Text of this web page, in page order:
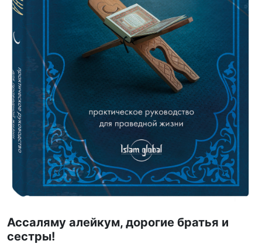
Ассаляму алейкум, дорогие братья и
сестры!